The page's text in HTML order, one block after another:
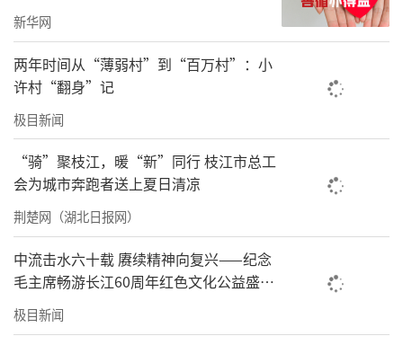
新华网
两年时间从“薄弱村”到“百万村”：小
许村“翻身”记
极目新闻
“骑”聚枝江，暖“新”同行 枝江市总工
会为城市奔跑者送上夏日清凉
荆楚网（湖北日报网）
中流击水六十载 赓续精神向复兴——纪念
毛主席畅游长江60周年红色文化公益盛典
在武汉举办
极目新闻